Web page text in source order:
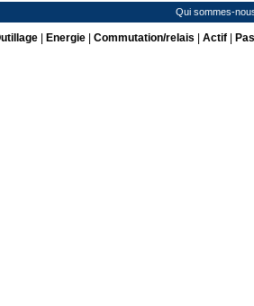
Qui sommes-
| Energie| Commutation/relais Actif|